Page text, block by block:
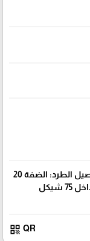
الدفع عند الإستلام, رسوم توصيل الطرد: الضفة 20
QR
qr_code